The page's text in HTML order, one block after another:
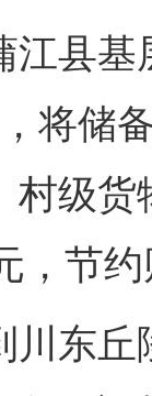
县基
将储
村级
，节
东丘